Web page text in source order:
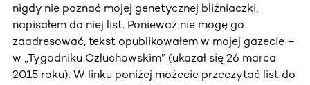
nigdy nie poznać mojej genetycznej bliźniaczki,
napisałem do niej list. Ponieważ nie mogę go
zaadresować, tekst opublikowałem w mojej gazecie –
w „Tygodniku Człuchowskim” (ukazał się 26 marca
2015 roku). W linku poniżej możecie przeczytać list do